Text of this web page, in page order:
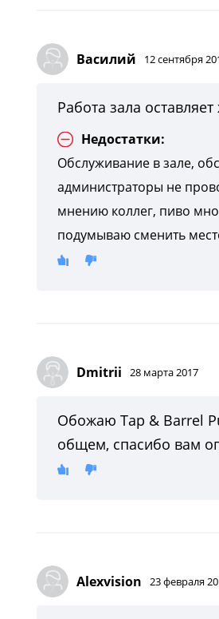
Василий 12 сентября
Работа зала
Недостатки:
Обслуживание в зале,
администраторы не
мнению коллег, пиво
подумываю сменить
Dmitrii 28 марта 2017
Обожаю Tap & Barrel
общем, спасибо вам
Alexvision 23 февраля